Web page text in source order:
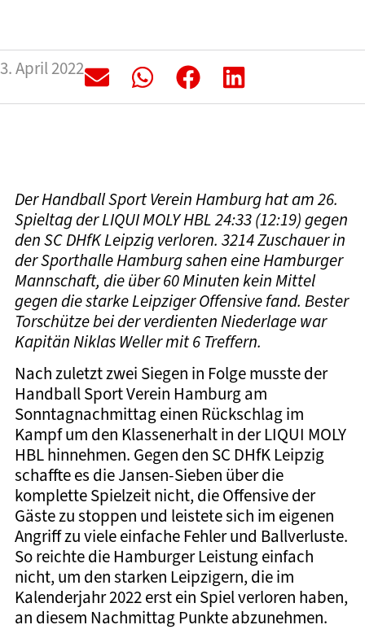
3. April 2022
Der Handball Sport Verein Hamburg hat am 26.
Spieltag der LIQUI MOLY HBL 24:33 (12:19) gegen
den SC DHfK Leipzig verloren. 3214 Zuschauer in
der Sporthalle Hamburg sahen eine Hamburger
Mannschaft, die über 60 Minuten kein Mittel
gegen die starke Leipziger Offensive fand. Bester
Torschütze bei der verdienten Niederlage war
Kapitän Niklas Weller mit 6 Treffern.
Nach zuletzt zwei Siegen in Folge musste der
Handball Sport Verein Hamburg am
Sonntagnachmittag einen Rückschlag im
Kampf um den Klassenerhalt in der LIQUI MOLY
HBL hinnehmen. Gegen den SC DHfK Leipzig
schaffte es die Jansen-Sieben über die
komplette Spielzeit nicht, die Offensive der
Gäste zu stoppen und leistete sich im eigenen
Angriff zu viele einfache Fehler und Ballverluste.
So reichte die Hamburger Leistung einfach
nicht, um den starken Leipzigern, die im
Kalenderjahr 2022 erst ein Spiel verloren haben,
an diesem Nachmittag Punkte abzunehmen.